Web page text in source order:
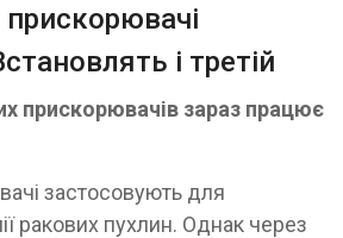
прискорювачі
і третій
прискорювачів зараз працює
застосовують для
ракових пухлин. Однак через